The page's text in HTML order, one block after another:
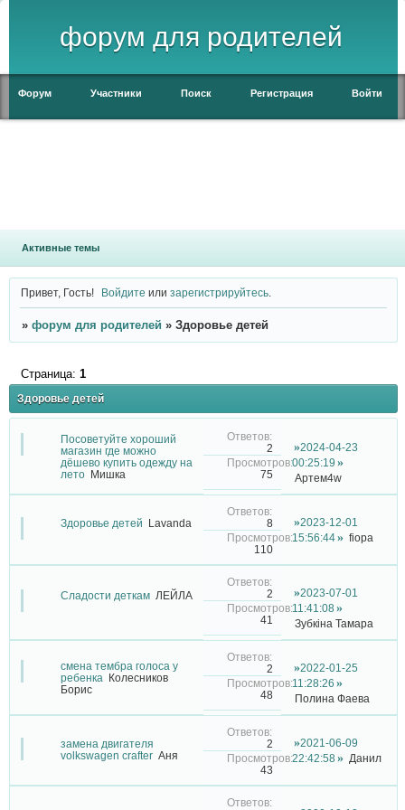
форум для родителей
Форум Участники Поиск Регистрация Войти
Активные темы
Привет, Гость! Войдите илизарегистрируйтесь
» форум для родителей » Здоровье детей
Здоровье детей
Страница: 1
Посоветуйте хороший
магазин где можно
дёшево купить одежду на
лето
Мишка
2
75
2024-04-23
00:25:19
Артем4w
Здоровье детей Lavanda 8
110
2023-12-01
15:56:44
fiopa
Сладости деткам ЛЕЙЛА 2
41
2023-07-01
11:41:08
Зубкіна Тамара
смена тембра голоса у
ребенка
Колесников
Борис
2
48
2022-01-25
11:28:26
Полина Фаева
замена двигателя
volkswagen crafter Аня
2
43
2021-06-09
22:42:58
Данил